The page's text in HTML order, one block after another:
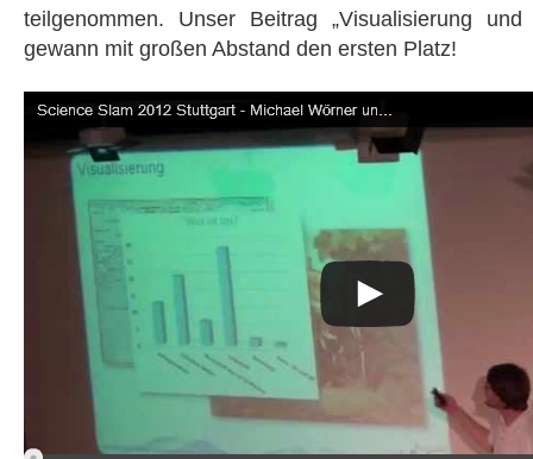
teilgenommen. Unser Beitrag „Visualisierung und
gewann mit großen Abstand den ersten Platz!